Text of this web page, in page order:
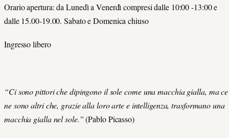
Orario apertura: da Lunedì a Venerdì compresi dalle 10:00 -13:00 e
dalle 15.00-19.00. Sabato e Domenica chiuso
Ingresso libero
“Ci sono pittori che dipingono il solecome una macchia gialla, ma ce
ne sono altri che, grazie alla loro arte e intelligenza, trasformano una
macchia gialla nel sole.”(Pablo Picasso)